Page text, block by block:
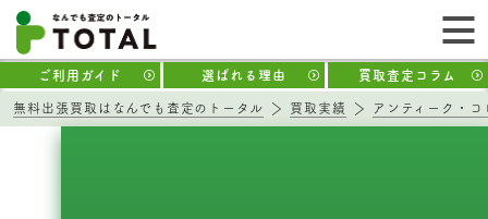
ご利用ガイド 選ばれる理由 買取査定コラム
無料出張買取はなんでも査定のトータル 買取実績 アンティーク・